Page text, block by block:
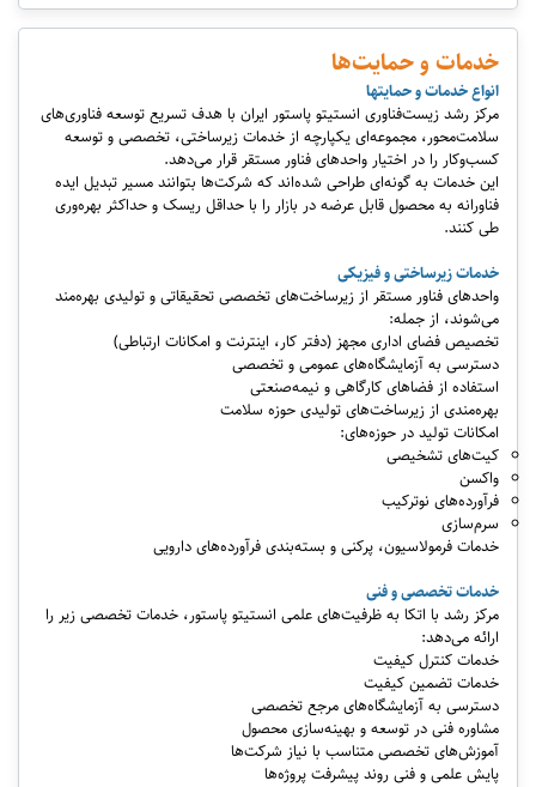
خدمات و حمایت‌ها
انواع خدمات و حمایت‏ها
مرکز رشد زیست‌فناوری انستیتو پاستور ایران با هدف تسریع توسعه فناوری‌های
سلامت‌محور، مجموعه‌ای یکپارچه از خدمات زیرساختی، تخصصی و توسعه
کسب‌وکار را در اختیار واحدهای فناور مستقر قرار می‌دهد.
این خدمات به گونه‌ای طراحی شده‌اند که شرکت‌ها بتوانند مسیر تبدیل ایده
فناورانه به محصول قابل عرضه در بازار را با حداقل ریسک و حداکثر بهره‌وری
طی کنند.
خدمات زیرساختی و فیزیکی
واحدهای فناور مستقر از زیرساخت‌های تخصصی تحقیقاتی و تولیدی بهره‌مند
می‌شوند، از جمله:
تخصیص فضای اداری مجهز (دفتر کار، اینترنت و امکانات ارتباطی)
دسترسی به آزمایشگاه‌های عمومی و تخصصی
استفاده از فضاهای کارگاهی و نیمه‌صنعتی
بهره‌مندی از زیرساخت‌های تولیدی حوزه سلامت
امکانات تولید در حوزه‌های:
کیت‌های تشخیصی
واکسن
فرآورده‌های نوترکیب
سرم‌سازی
خدمات فرمولاسیون، پرکنی و بسته‌بندی فرآورده‌های دارویی
خدمات تخصصی و فنی
مرکز رشد با اتکا به ظرفیت‌های علمی انستیتو پاستور، خدمات تخصصی زیر را
ارائه می‌دهد:
خدمات کنترل کیفیت
خدمات تضمین کیفیت
دسترسی به آزمایشگاه‌های مرجع تخصصی
مشاوره فنی در توسعه و بهینه‌سازی محصول
آموزش‌های تخصصی متناسب با نیاز شرکت‌ها
پایش علمی و فنی روند پیشرفت پروژه‌ها